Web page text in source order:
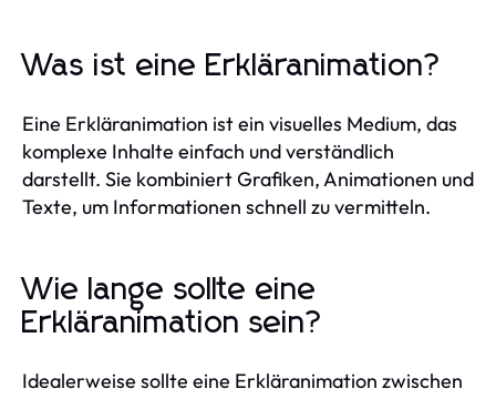
Was ist eine Erkläranimation?
Eine Erkläranimation ist ein visuelles Medium, das
komplexe Inhalte einfach und verständlich
darstellt. Sie kombiniert Grafiken, Animationen und
Texte, um Informationen schnell zu vermitteln.
Wie lange sollte eine
Erkläranimation sein?
Idealerweise sollte eine Erkläranimation zwischen